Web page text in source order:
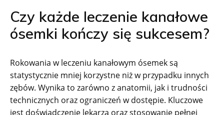
Czy każde leczenie kanałowe
ósemki kończy się sukcesem?
Rokowania w leczeniu kanałowym ósemek są
statystycznie mniej korzystne niż w przypadku innych
zębów. Wynika to zarówno z anatomii, jak i trudności
technicznych oraz ograniczeń w dostępie. Kluczowe
jest doświadczenie lekarza oraz stosowanie pełnej